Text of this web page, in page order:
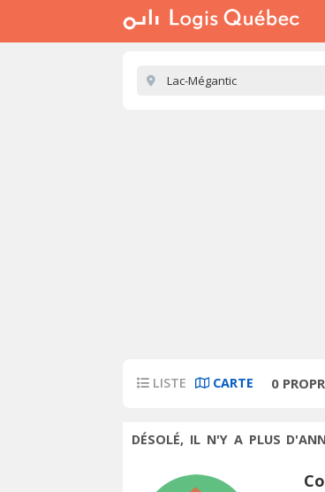
LISTE CARTE 0
DÉSOLÉ, IL N'Y A PLUS